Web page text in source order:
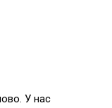
У нас